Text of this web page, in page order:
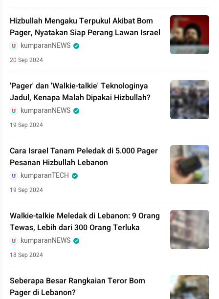
Hizbullah Mengaku Terpukul Akibat Bom
Pager, Nyatakan Siap Perang Lawan Israel
kumparanNEWS
20 Sep 2024
'Pager' dan 'Walkie-talkie' Teknologinya
Jadul, Kenapa Malah Dipakai Hizbullah?
kumparanNEWS
19 Sep 2024
Cara Israel Tanam Peledak di 5.000 Pager
Pesanan Hizbullah Lebanon
kumparanTECH
19 Sep 2024
Walkie-talkie Meledak di Lebanon: 9 Orang
Tewas, Lebih dari 300 Orang Terluka
kumparanNEWS
18 Sep 2024
Seberapa Besar Rangkaian Teror Bom
Pager di Lebanon?